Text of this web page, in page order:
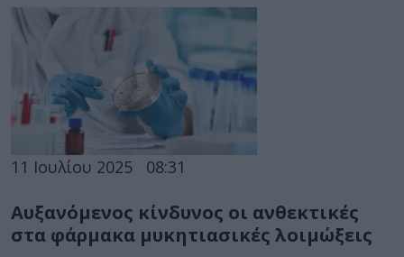
11 Ιουλίου 2025 08:31
Αυξανόμενος κίνδυνος οι ανθεκτικές
στα φάρμακα μυκητιασικές λοιμώξεις